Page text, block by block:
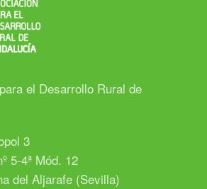
el Desarrollo Rural de
3
5-4ª Mód. 12
del Aljarafe (Sevilla)